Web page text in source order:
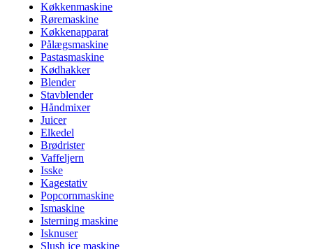
Køkkenmaskine
Røremaskine
Køkkenapparat
Pålægsmaskine
Pastasmaskine
Kødhakker
Blender
Stavblender
Håndmixer
Juicer
Elkedel
Brødrister
Vaffeljern
Isske
Kagestativ
Popcornmaskine
Ismaskine
Isterning maskine
Isknuser
Slush ice maskine